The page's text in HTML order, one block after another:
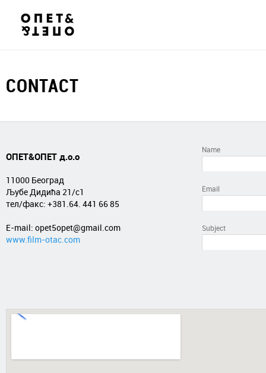
CONTACT
ОПЕТ&ОПЕТ д.о.о
11000 Београд
Љубе Дидића 21/с1
тел/факс: +381.64. 441 66 85
E-mail: opet5opet@gmail.com
www.film-otac.com
Name
Email
Subject